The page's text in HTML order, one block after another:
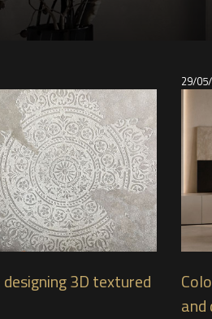
3D textured
29/
and